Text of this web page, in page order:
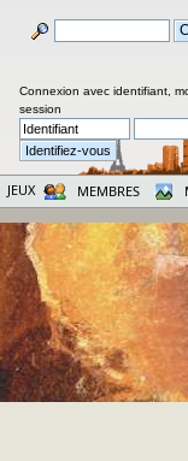
Connexion avec identifiant,
session
JEUX MEMBRES